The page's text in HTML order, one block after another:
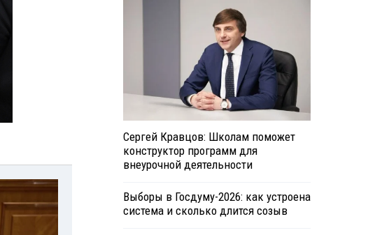
Сергей Кравцов: Школам поможет
конструктор программ для
внеурочной деятельности
Выборы в Госдуму-2026: как устроена
система и сколько длится созыв